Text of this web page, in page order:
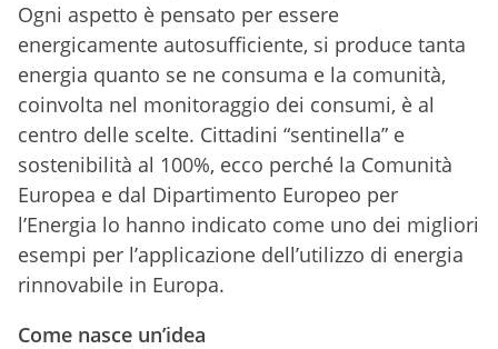
Ogni aspetto è pensato per essere
energicamente autosufficiente, si produce tanta
energia quanto se ne consuma e la comunità,
coinvolta nel monitoraggio dei consumi, è al
centro delle scelte. Cittadini “sentinella” e
sostenibilità al 100%, ecco perché la Comunità
Europea e dal Dipartimento Europeo per
l’Energia lo hanno indicato come uno dei migliori
esempi per l’applicazione dell’utilizzo di energia
rinnovabile in Europa.
Come nasce un’idea